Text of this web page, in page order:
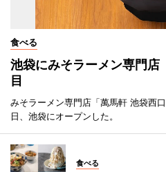
食べる
池袋にみそラーメン専門
目
みそラーメン専門店「萬馬軒 池袋西
日、池袋にオープンした。
食べる